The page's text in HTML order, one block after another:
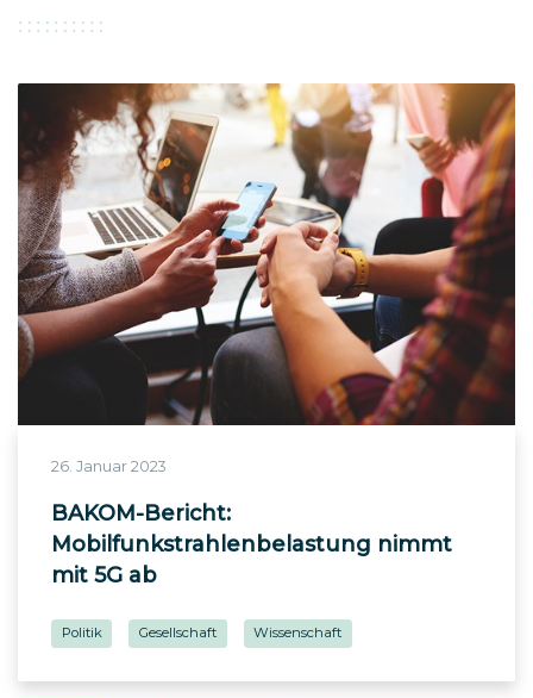
26. Januar 2023
BAKOM-Bericht:
Mobilfunkstrahlenbelastung nimmt
mit 5G ab
Politik Gesellschaft Wissenschaft